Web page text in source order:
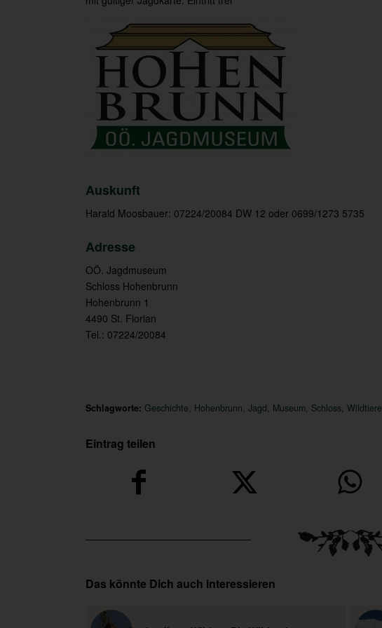
Auskunft
Harald Moosbauer: 07224/20084 DW 12 oder 0699/1273 5735
Adresse
OÖ. Jagdmuseum
Schloss Hohenbrunn
Hohenbrunn 1
4490 St. Florian
Tel.: 07224/20084
Schlagworte: Geschichte, Hohenbrunn, Jagd, Museum, Schloss, Wildtiere
Eintrag teilen
Das könnte Dich auch interessieren